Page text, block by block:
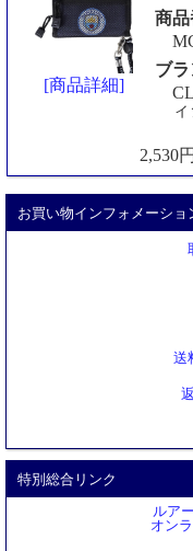
[商品詳細]
商
ブラ
2,530
お買い物インフォメーショ
送
特別総合リンク
ルア
オン